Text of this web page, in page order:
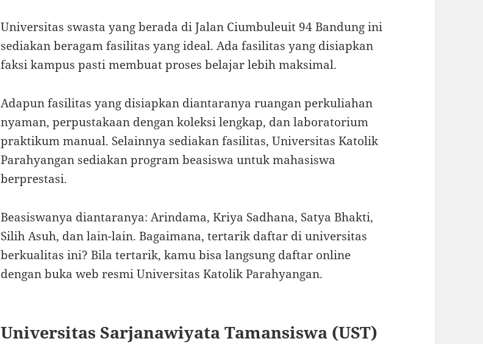
Universitas swasta yang berada di Jalan Ciumbuleuit 94 Bandung ini
sediakan beragam fasilitas yang ideal. Ada fasilitas yang disiapkan
faksi kampus pasti membuat proses belajar lebih maksimal.
Adapun fasilitas yang disiapkan diantaranya ruangan perkuliahan
nyaman, perpustakaan dengan koleksi lengkap, dan laboratorium
praktikum manual. Selainnya sediakan fasilitas, Universitas Katolik
Parahyangan sediakan program beasiswa untuk mahasiswa
berprestasi.
Beasiswanya diantaranya: Arindama, Kriya Sadhana, Satya Bhakti,
Silih Asuh, dan lain-lain. Bagaimana, tertarik daftar di universitas
berkualitas ini? Bila tertarik, kamu bisa langsung daftar online
dengan buka web resmi Universitas Katolik Parahyangan.
Universitas Sarjanawiyata Tamansiswa (UST)